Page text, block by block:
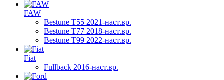
FAW
Bestune T55 2021-наст.вр.
Bestune T77 2018-наст.вр.
Bestune T99 2022-наст.вр.
Fiat
Fullback 2016-наст.вр.